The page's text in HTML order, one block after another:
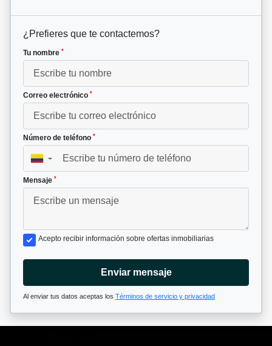
¿Prefieres que te contactemos?
Tu nombre *
Correo electrónico *
Número de teléfono *
▼
Mensaje *
Acepto recibir información sobre ofertas inmobiliarias
Enviar mensaje
Al enviar tus datos aceptas los Términos de servicio y privacidad